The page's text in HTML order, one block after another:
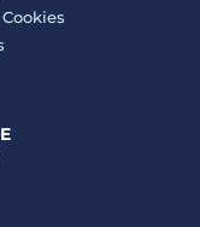
Cookies